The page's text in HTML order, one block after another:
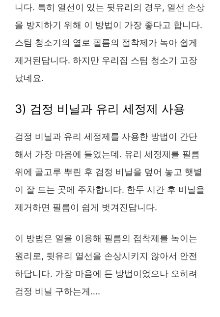
니다. 특히 열선이 있는 뒷유리의 경우, 열선 손상
을 방지하기 위해 이 방법이 가장 좋다고 합니다.
스팀 청소기의 열로 필름의 접착제가 녹아 쉽게
제거된답니다. 하지만 우리집 스팀 청소기 고장
났네요.
3) 검정 비닐과 유리 세정제 사용
검정 비닐과 유리 세정제를 사용한 방법이 간단
해서 가장 마음에 들었는데. 유리 세정제를 필름
위에 골고루 뿌린 후 검정 비닐을 덮어 놓고 햇볕
이 잘 드는 곳에 주차합니다. 한두 시간 후 비닐을
제거하면 필름이 쉽게 벗겨진답니다.
이 방법은 열을 이용해 필름의 접착제를 녹이는
원리로, 뒷유리 열선을 손상시키지 않아서 안전
하답니다​. 가장 마음에 든 방법이었으나 오히려
검정 비닐 구하는게….